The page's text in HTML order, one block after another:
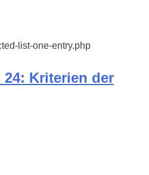
list-one-entry.php
Kriterien der